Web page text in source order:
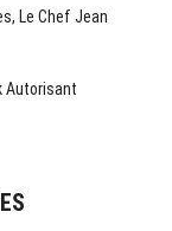
Le Chef Jean
Autorisant